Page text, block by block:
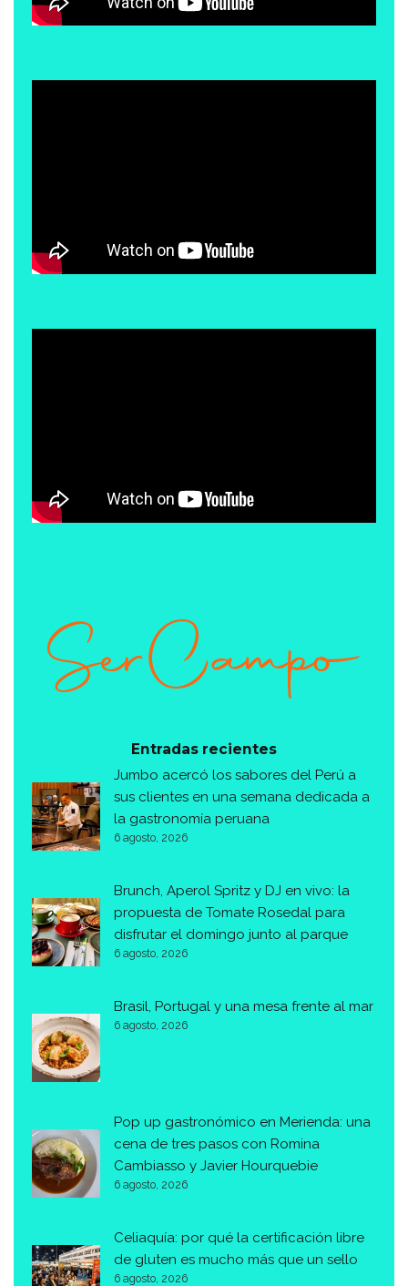
Entradas recientes
Jumbo acercó los sabores del Perú a
sus clientes en una semana dedicada a
la gastronomía peruana
6 agosto, 2026
Brunch, Aperol Spritz y DJ en vivo: la
propuesta de Tomate Rosedal para
disfrutar el domingo junto al parque
6 agosto, 2026
Brasil, Portugal y una mesa frente al mar
6 agosto, 2026
Pop up gastronómico en Merienda: una
cena de tres pasos con Romina
Cambiasso y Javier Hourquebie
6 agosto, 2026
Celiaquía: por qué la certificación libre
de gluten es mucho más que un sello
6 agosto, 2026